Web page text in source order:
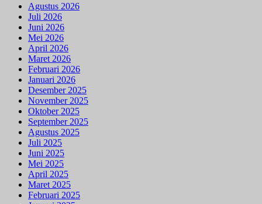
Agustus 2026
Juli 2026
Juni 2026
Mei 2026
April 2026
Maret 2026
Februari 2026
Januari 2026
Desember 2025
November 2025
Oktober 2025
September 2025
Agustus 2025
Juli 2025
Juni 2025
Mei 2025
April 2025
Maret 2025
Februari 2025